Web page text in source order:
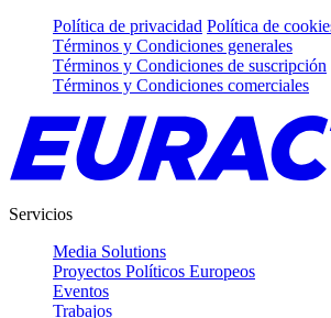
Política de privacidad Política de
Términos y Condiciones generales
Términos y Condiciones de suscripción
Términos y Condiciones comerciales
Servicios
Media Solutions
Proyectos Políticos Europeos
Eventos
Trabajos